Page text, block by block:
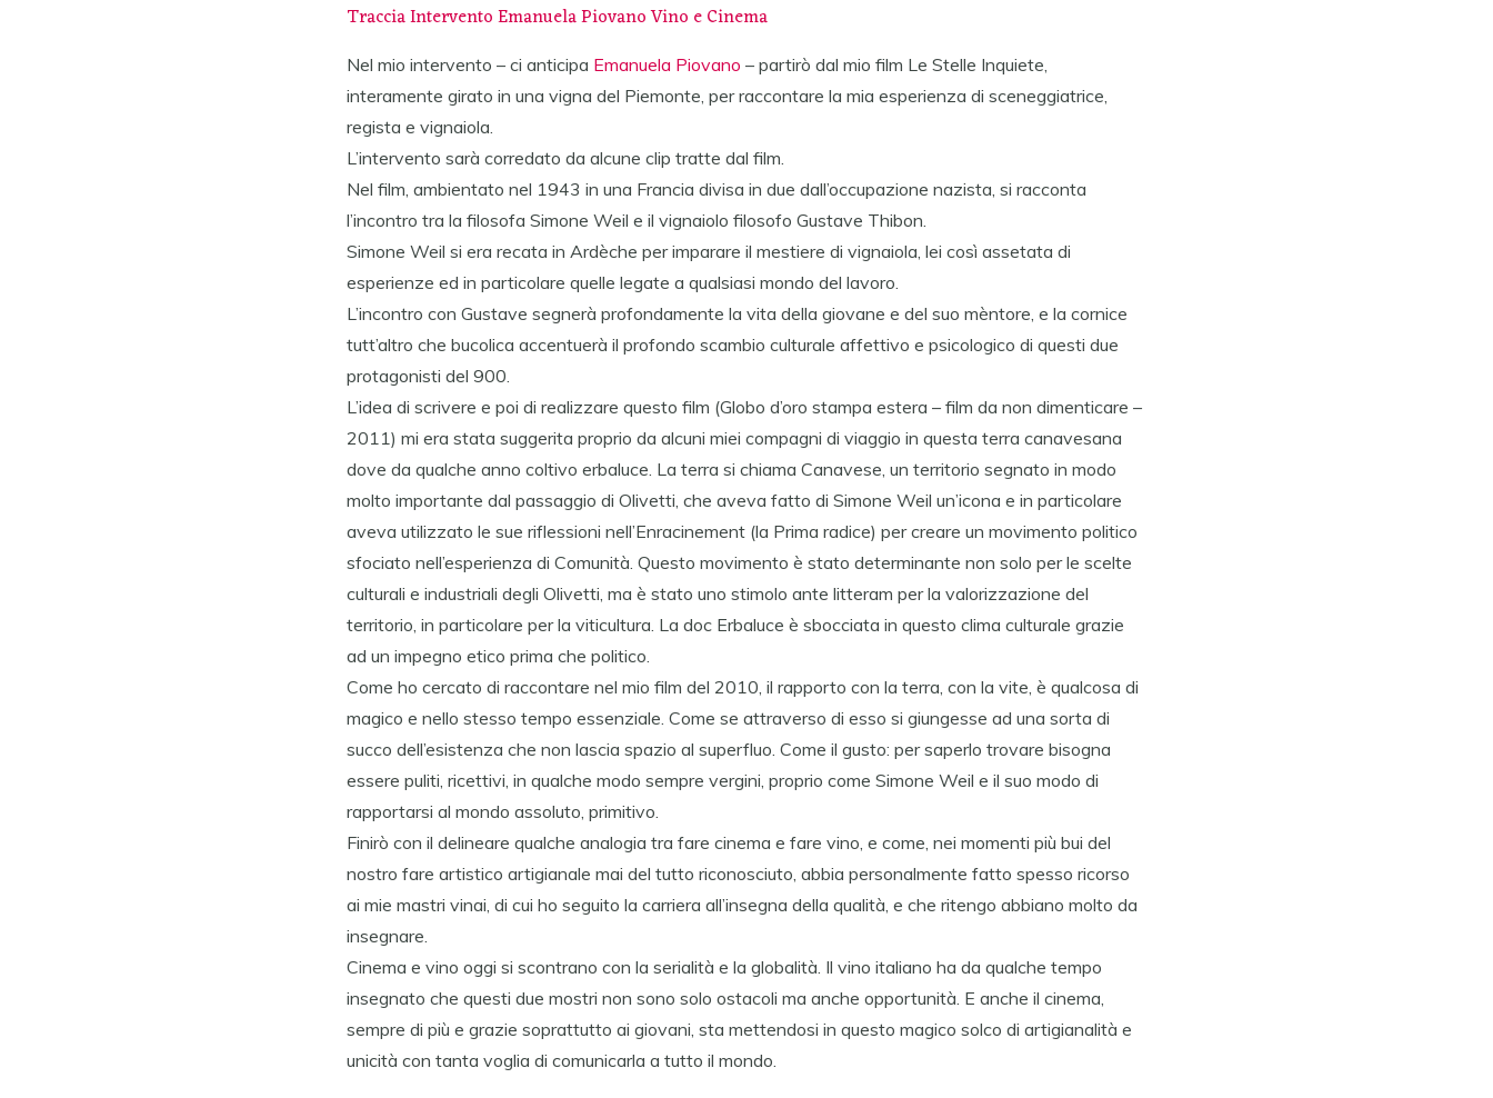
Traccia Intervento Emanuela Piovano Vino e Cinema
Nel mio intervento – ci anticipa Emanuela Piovano – partirò dal mio film Le Stelle Inquiete,
interamente girato in una vigna del Piemonte, per raccontare la mia esperienza di sceneggiatrice,
regista e vignaiola.
L’intervento sarà corredato da alcune clip tratte dal film.
Nel film, ambientato nel 1943 in una Francia divisa in due dall’occupazione nazista, si racconta
l’incontro tra la filosofa Simone Weil e il vignaiolo filosofo Gustave Thibon.
Simone Weil si era recata in Ardèche per imparare il mestiere di vignaiola, lei così assetata di
esperienze ed in particolare quelle legate a qualsiasi mondo del lavoro.
L’incontro con Gustave segnerà profondamente la vita della giovane e del suo mèntore, e la cornice
tutt’altro che bucolica accentuerà il profondo scambio culturale affettivo e psicologico di questi due
protagonisti del 900.
L’idea di scrivere e poi di realizzare questo film (Globo d’oro stampa estera – film da non dimenticare –
2011) mi era stata suggerita proprio da alcuni miei compagni di viaggio in questa terra canavesana
dove da qualche anno coltivo erbaluce. La terra si chiama Canavese, un territorio segnato in modo
molto importante dal passaggio di Olivetti, che aveva fatto di Simone Weil un’icona e in particolare
aveva utilizzato le sue riflessioni nell’Enracinement (la Prima radice) per creare un movimento politico
sfociato nell’esperienza di Comunità. Questo movimento è stato determinante non solo per le scelte
culturali e industriali degli Olivetti, ma è stato uno stimolo ante litteram per la valorizzazione del
territorio, in particolare per la viticultura. La doc Erbaluce è sbocciata in questo clima culturale grazie
ad un impegno etico prima che politico.
Come ho cercato di raccontare nel mio film del 2010, il rapporto con la terra, con la vite, è qualcosa di
magico e nello stesso tempo essenziale. Come se attraverso di esso si giungesse ad una sorta di
succo dell’esistenza che non lascia spazio al superfluo. Come il gusto: per saperlo trovare bisogna
essere puliti, ricettivi, in qualche modo sempre vergini, proprio come Simone Weil e il suo modo di
rapportarsi al mondo assoluto, primitivo.
Finirò con il delineare qualche analogia tra fare cinema e fare vino, e come, nei momenti più bui del
nostro fare artistico artigianale mai del tutto riconosciuto, abbia personalmente fatto spesso ricorso
ai mie mastri vinai, di cui ho seguito la carriera all’insegna della qualità, e che ritengo abbiano molto da
insegnare.
Cinema e vino oggi si scontrano con la serialità e la globalità. Il vino italiano ha da qualche tempo
insegnato che questi due mostri non sono solo ostacoli ma anche opportunità. E anche il cinema,
sempre di più e grazie soprattutto ai giovani, sta mettendosi in questo magico solco di artigianalità e
unicità con tanta voglia di comunicarla a tutto il mondo.